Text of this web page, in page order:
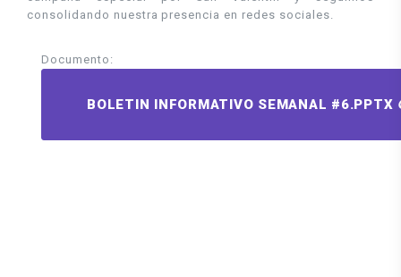
consolidando nuestra presencia en redes sociales.
Documento:
BOLETIN INFORMATIVO SEMANAL #6.PPTX